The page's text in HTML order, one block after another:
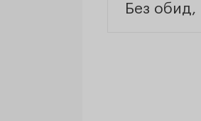
Без